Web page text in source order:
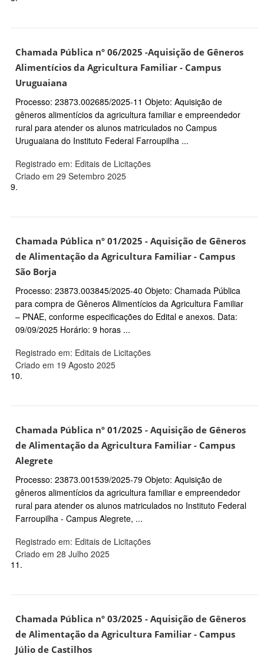
Chamada Pública nº 06/2025 -Aquisição de Gêneros
Alimentícios da Agricultura Familiar - Campus
Uruguaiana
Processo: 23873.002685/2025-11 Objeto: Aquisição de
gêneros alimentícios da agricultura familiar e empreendedor
rural para atender os alunos matriculados no Campus
Uruguaiana do Instituto Federal Farroupilha ...
Registrado em: Editais de Licitações
Criado em 29 Setembro 2025
9.
Chamada Pública nº 01/2025 - Aquisição de Gêneros
de Alimentação da Agricultura Familiar - Campus
São Borja
Processo: 23873.003845/2025-40 Objeto: Chamada Pública
para compra de Gêneros Alimentícios da Agricultura Familiar
– PNAE, conforme especificações do Edital e anexos. Data:
09/09/2025 Horário: 9 horas ...
Registrado em: Editais de Licitações
Criado em 19 Agosto 2025
10.
Chamada Pública nº 01/2025 - Aquisição de Gêneros
de Alimentação da Agricultura Familiar - Campus
Alegrete
Processo: 23873.001539/2025-79 Objeto: Aquisição de
gêneros alimentícios da agricultura familiar e empreendedor
rural para atender os alunos matriculados no Instituto Federal
Farroupilha - Campus Alegrete, ...
Registrado em: Editais de Licitações
Criado em 28 Julho 2025
11.
Chamada Pública nº 03/2025 - Aquisição de Gêneros
de Alimentação da Agricultura Familiar - Campus
Júlio de Castilhos